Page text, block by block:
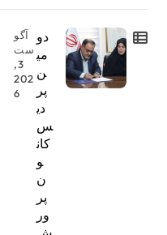
دو
می
ن
پر
دی
س
کان
و
ن
پر
ور
آگو
ست
3,
202
6